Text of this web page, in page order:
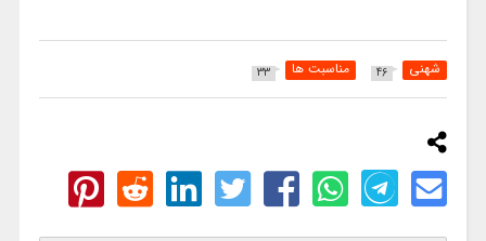
شهنی 46 مناسبت ها 33